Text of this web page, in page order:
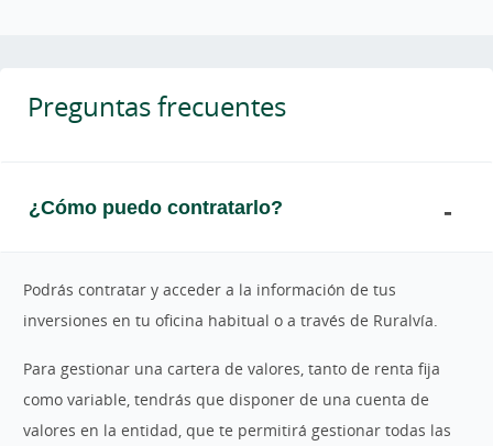
Preguntas frecuentes
¿Cómo puedo contratarlo?
Podrás contratar y acceder a la información de tus
inversiones en tu oficina habitual o a través de Ruralvía.
Para gestionar una cartera de valores, tanto de renta fija
como variable, tendrás que disponer de una cuenta de
valores en la entidad, que te permitirá gestionar todas las